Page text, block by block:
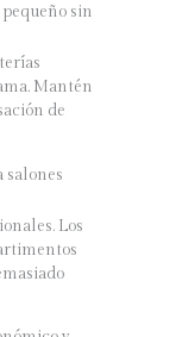
sin
Mantén
de
salones
Los